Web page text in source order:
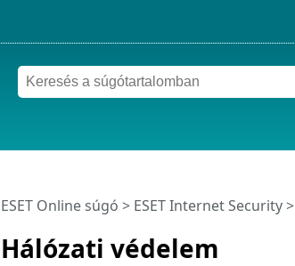
Hálózati védelem
ESET Online súgó > ESET Internet Security>